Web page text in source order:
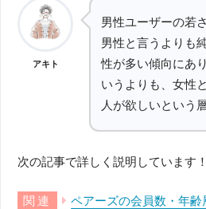
アキト
男性ユーザーの若
男性と言うよりも
性が多い傾向にあ
いうよりも、女性
人が欲しいという
次の記事で詳しく説明しています！
ペアーズの会員数・年